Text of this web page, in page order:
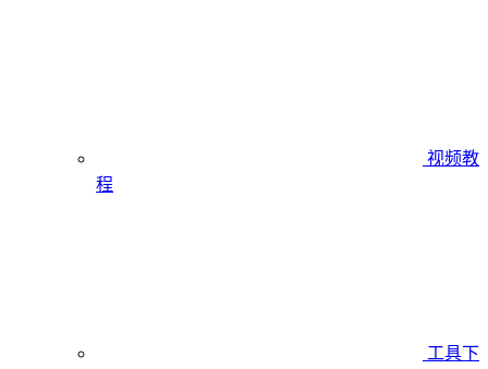
视频教
程
工具下